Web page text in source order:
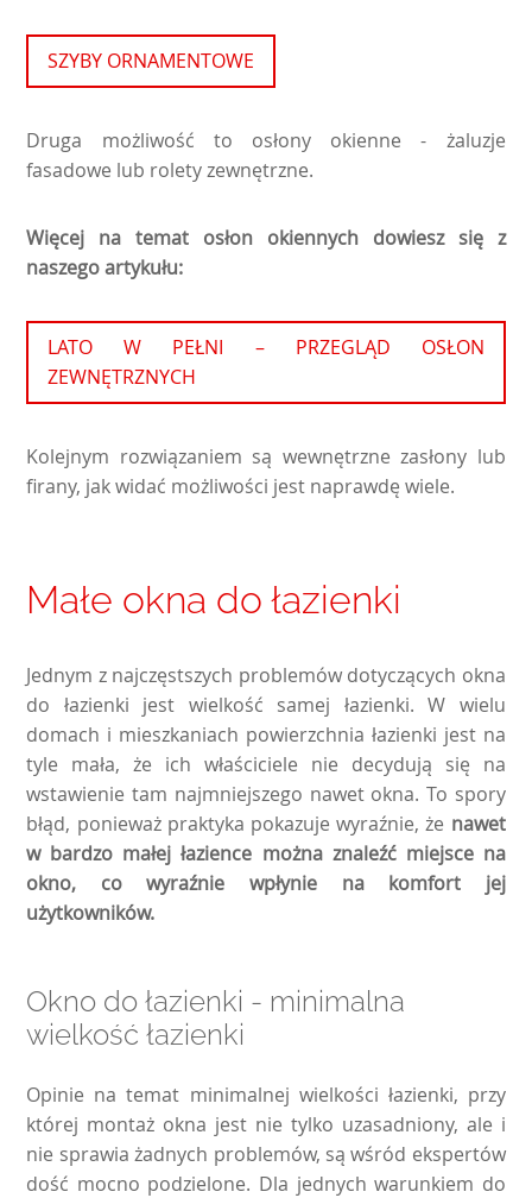
SZYBY ORNAMENTOWE
Druga możliwość to osłony okienne - żaluzje
fasadowe lub rolety zewnętrzne.
Więcej na temat osłon okiennych dowiesz się z
naszego artykułu:
LATO W PEŁNI – PRZEGLĄD OSŁON
ZEWNĘTRZNYCH
Kolejnym rozwiązaniem są wewnętrzne zasłony lub
firany, jak widać możliwości jest naprawdę wiele.
Małe okna do łazienki
Jednym z najczęstszych problemów dotyczących okna
do łazienki jest wielkość samej łazienki. W wielu
domach i mieszkaniach powierzchnia łazienki jest na
tyle mała, że ich właściciele nie decydują się na
wstawienie tam najmniejszego nawet okna. To spory
błąd, ponieważ praktyka pokazuje wyraźnie, że nawet
w bardzo małej łazience można znaleźć miejsce na
okno, co wyraźnie wpłynie na komfort jej
użytkowników.
Okno do łazienki - minimalna
wielkość łazienki
Opinie na temat minimalnej wielkości łazienki, przy
której montaż okna jest nie tylko uzasadniony, ale i
nie sprawia żadnych problemów, są wśród ekspertów
dość mocno podzielone. Dla jednych warunkiem do